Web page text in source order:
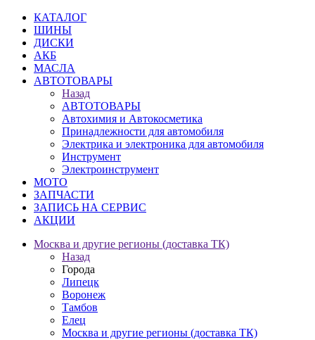
КАТАЛОГ
ШИНЫ
ДИСКИ
АКБ
МАСЛА
АВТОТОВАРЫ
Назад
АВТОТОВАРЫ
Автохимия и Автокосметика
Принадлежности для автомобиля
Электрика и электроника для автомобиля
Инструмент
Электроинструмент
МОТО
ЗАПЧАСТИ
ЗАПИСЬ НА СЕРВИС
АКЦИИ
Москва и другие регионы (доставка ТК)
Назад
Города
Липецк
Воронеж
Тамбов
Елец
Москва и другие регионы (доставка ТК)